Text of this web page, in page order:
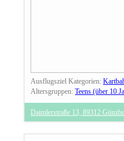
Ausflugsziel Kategorien:
Altersgruppen:Teens (über 10
Daimlerstraße 13, 89312